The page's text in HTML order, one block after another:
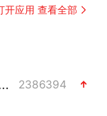
开应用 查看全部
应中国人遭歧视手势 2386394